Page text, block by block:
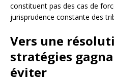
constituent pas des cas de
jurisprudence constante des
Vers une
stratégies
éviter